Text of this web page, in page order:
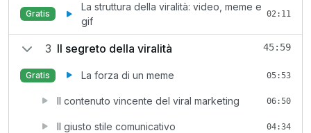
Gratis
La struttura della viralità: video, meme e
gif
02:11
3 Il segreto della viralità 45:59
Gratis La forza di un meme 05:53
Il contenuto vincente del viral marketing 06:50
Il giusto stile comunicativo 04:34